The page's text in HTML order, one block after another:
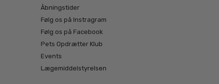
Åbningstider
Følg os på Instragram
Følg os på Facebook
Pets Opdrætter Klub
Events
Lægemiddelstyrelsen